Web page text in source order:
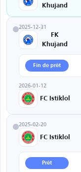
Khujand
2025-12-31
FK
Khujand
Fin de prêt
2026-01-12
FC Istiklol
2025-02-20
FC Istiklol
Prêt